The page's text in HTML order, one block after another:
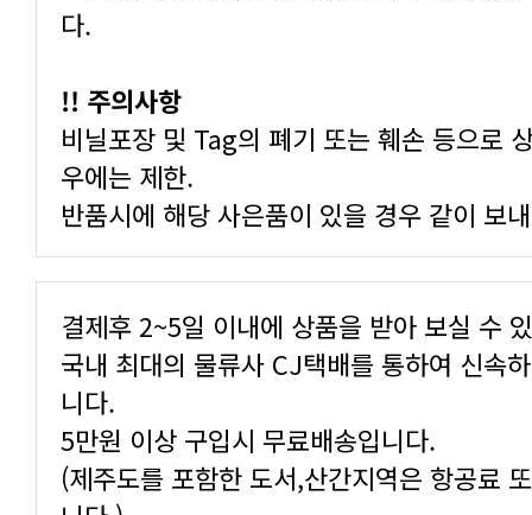
다.
!! 주의사항
우에는 제한.
반품시에 해당 사은품이 있을 경우 같이 보
결제후 2~5일 이내에 상품을 받아 보실 수
니다.
5만원 이상 구입시 무료배송입니다.